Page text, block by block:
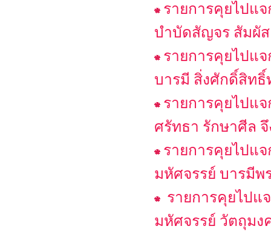
รายการคุยไปแ
บำบัดสัญจร สัมผั
รายการคุยไปแ
บารมี สิ่งศักดิ์สิท
รายการคุยไปแจ
ศรัทธา รักษาศีล
รายการคุยไปแจ
มหัศจรรย์ บารมีพ
รายการคุยไปแ
มหัศจรรย์ วัตถุม